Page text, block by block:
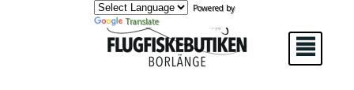
Powered by
Translate
²